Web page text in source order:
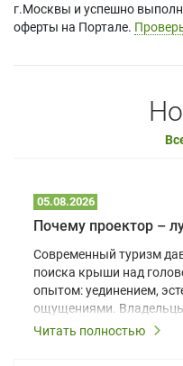
г.Москвы и успешно
оферты на Портале.
05.08.2026
Современный туризм
поиска крыши над
опытом: уединением,
ощущениями.
шале понимают, что
Читать полностью